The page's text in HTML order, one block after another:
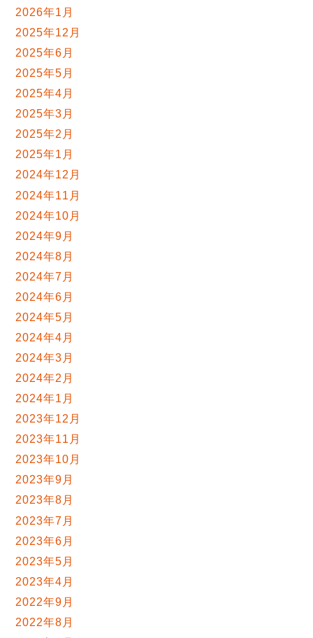
2026年1月
2025年12月
2025年6月
2025年5月
2025年4月
2025年3月
2025年2月
2025年1月
2024年12月
2024年11月
2024年10月
2024年9月
2024年8月
2024年7月
2024年6月
2024年5月
2024年4月
2024年3月
2024年2月
2024年1月
2023年12月
2023年11月
2023年10月
2023年9月
2023年8月
2023年7月
2023年6月
2023年5月
2023年4月
2022年9月
2022年8月